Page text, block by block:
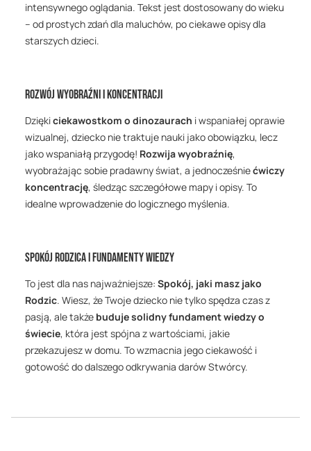
intensywnego oglądania. Tekst jest dostosowany do wieku
– od prostych zdań dla maluchów, po ciekawe opisy dla
starszych dzieci.
Rozwój Wyobraźni i Koncentracji
Dziękiciekawostkom o dinozaurach i wspaniałej oprawie
wizualnej, dziecko nie traktuje nauki jako obowiązku, lecz
jako wspaniałą przygodę! Rozwija wyobraźnię,
wyobrażając sobie pradawny świat, a jednocześniećwiczy
koncentrację, śledząc szczegółowe mapy i opisy. To
idealne wprowadzenie do logicznego myślenia.
Spokój Rodzica i Fundamenty Wiedzy
To jest dla nas najważniejsze: Spokój, jaki masz jako
Rodzic. Wiesz, że Twoje dziecko nie tylko spędza czas z
pasją, ale także buduje solidny fundament wiedzy o
świecie, która jest spójna z wartościami, jakie
przekazujesz w domu. To wzmacnia jego ciekawość i
gotowość do dalszego odkrywania darów Stwórcy.